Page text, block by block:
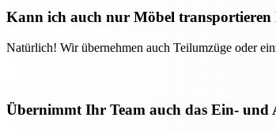
Kann ich auch nur Möbel transportieren
Natürlich! Wir übernehmen auch Teilumzüge oder
Übernimmt Ihr Team auch das Ein- und